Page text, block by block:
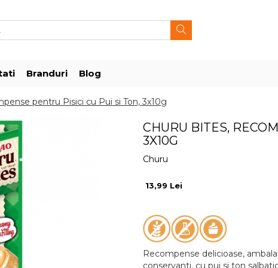
Branduri Blog
pentru Pisici cu Pui si Ton, 3x10g
CHURU BITES,
3X10G
Churu
13,99 Lei
Recompense delicioase,
conservanti, cu pui si ton